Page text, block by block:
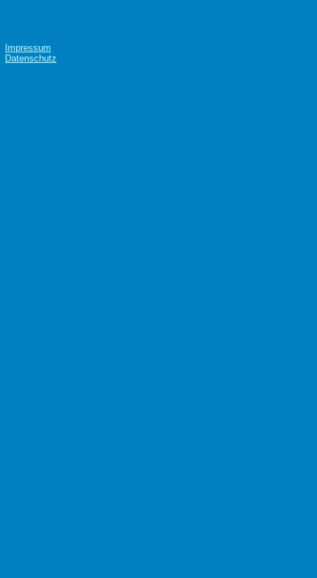
Impressum
Datenschutz